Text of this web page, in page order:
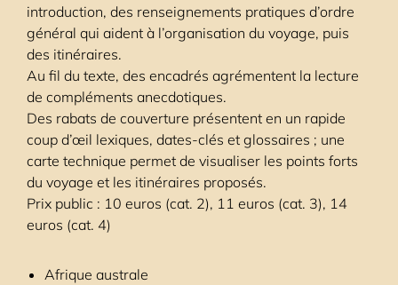
introduction, des renseignements pratiques d’ordre
général qui aident à l’organisation du voyage, puis
des itinéraires.
Au fil du texte, des encadrés agrémentent la lecture
de compléments anecdotiques.
Des rabats de couverture présentent en un rapide
coup d’œil lexiques, dates-clés et glossaires ; une
carte technique permet de visualiser les points forts
du voyage et les itinéraires proposés.
Prix public : 10 euros (cat. 2), 11 euros (cat. 3), 14
euros (cat. 4)
Afrique australe